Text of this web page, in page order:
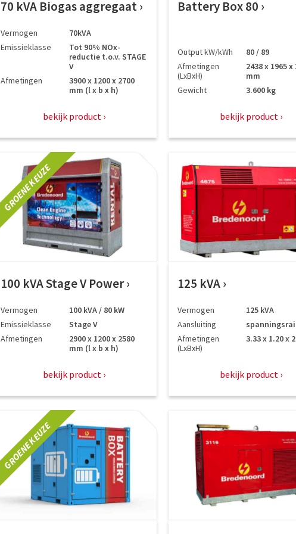
70 kVA Biogas aggregaat
Vermogen
70kVA
Emissieklasse
Tot 90% NOx-
reductie t.o.v. STAGE
V
Afmetingen
3900 x 1200 x 2700
mm (l x b x h)
bekijk product
Battery Box 80
Output kW/kWh
80 / 89
Afmetingen
(LxBxH)
2438 x 1965 x
mm
Gewicht
3.600 kg
bekijk product
GROENE KEUZE
100 kVA Stage V Power
Vermogen
100 kVA / 80 kW
Emissieklasse
Stage V
Afmetingen
2900 x 1200 x 2580
mm (l x b x h)
bekijk product
125 kVA
Vermogen
125 kVA
Aansluiting
Afmetingen
(LxBxH)
3.33 x 1.20 x
bekijk product
GROENE KEUZE